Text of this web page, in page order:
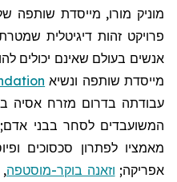
מוניק מורו, מייסדת שותפה
אנשים בעולם שאינם יכולים
מייסדת שותפה ונשיא
עבודתה בדרום מזרח אסיה
המשועבדים לסחר בבני אדם;
מאמציו לפתרון סכסוכים
אפריקה; וזאנה בוקר-מוסטפה,